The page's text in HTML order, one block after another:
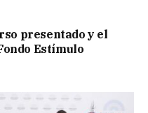
presentado y el
Estímulo